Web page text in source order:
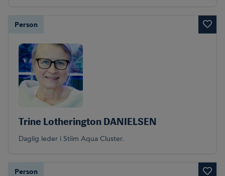
Person
Trine Lotherington DANIELSEN
Daglig leder i Stiim Aqua Cluster.
Person